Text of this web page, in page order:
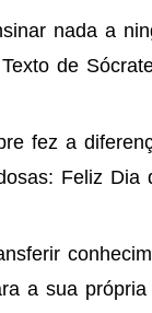
nada a
de
fez a
Feliz Dia
a sua